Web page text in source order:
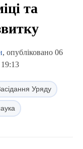
та
, опубліковано 06
Уряду